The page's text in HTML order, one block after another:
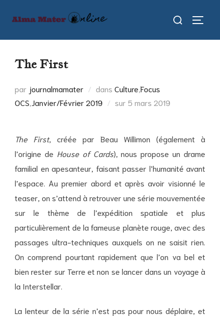
Rechercher :
The First
par journalmamater dans Culture Focus
OCS Janvier/Février 2019 sur Publié
5 mars 2019
The First, créée par Beau Willimon (également à
l’origine de House of Cards), nous propose un drame
familial en apesanteur, faisant passer l’humanité avant
l’espace. Au premier abord et après avoir visionné le
teaser, on s’attend à retrouver une série mouvementée
sur le thème de l’expédition spatiale et plus
particulièrement de la fameuse planète rouge, avec des
passages ultra-techniques auxquels on ne saisit rien.
On comprend pourtant rapidement que l’on va bel et
bien rester sur Terre et non se lancer dans un voyage à
la Interstellar.
La lenteur de la série n’est pas pour nous déplaire, et